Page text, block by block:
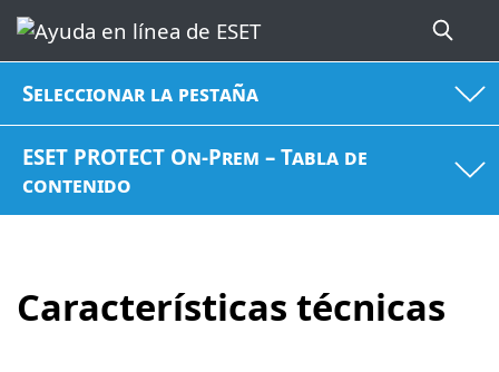
Seleccionar la pestaña
ESET PROTECT On-Prem – Tabla de
contenido
Características técnicas